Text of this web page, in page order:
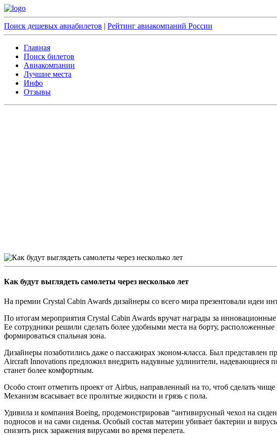
Поиск дешевых авиабилетов | Рейтинг авиакомпаний России
Главная
Поиск билетов
Авиакомпании
Лучшие места
Инфо
Отзывы
Как будут выглядеть самолеты через несколько лет
На премии Crystal Cabin Awards дизайнеры со всего мира презентовали идеи
По итогам мероприятия Crystal Cabin Awards вручат награды за
Ее сотрудники решили сделать более удобными места на борту,
формироваться спальная зона.
Дизайнеры позаботились даже о пассажирах эконом-класса. Был представлен
Aircraft Innovations предложил внедрить надувные удлинители, надевающиеся
станет более комфортным.
Особо стоит отметить проект от Airbus, направленный на то, чтоб сделать
Механизм всасывает все пролитые жидкости и грязь с пола.
Удивила и компания Boeing, продемонстрировав “антивирусный чехол на
подносов и на сами сиденья. Особый состав материи убивает бактерии и
снизить риск заражения вирусами во время перелета.